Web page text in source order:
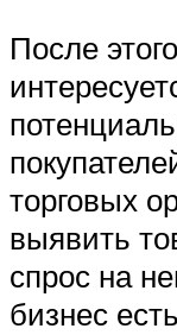
После
торговых
выявить
спрос на
бизнес